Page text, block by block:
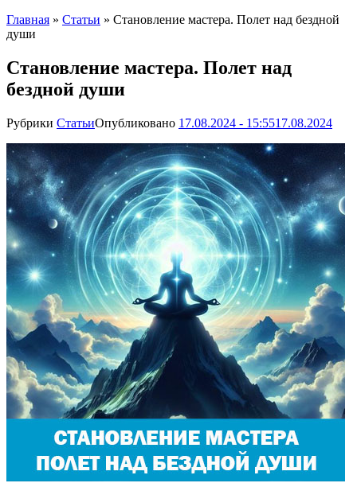
Главная » Статьи » Становление мастера. Полет над бездной
души
Становление мастера. Полет над
бездной души
Рубрики СтатьиОпубликовано 17.08.2024 - 15:5517.08.2024